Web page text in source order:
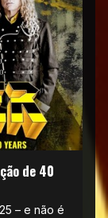
de 40
– e não é